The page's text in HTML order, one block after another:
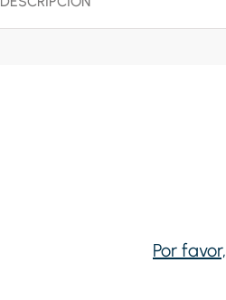
Por